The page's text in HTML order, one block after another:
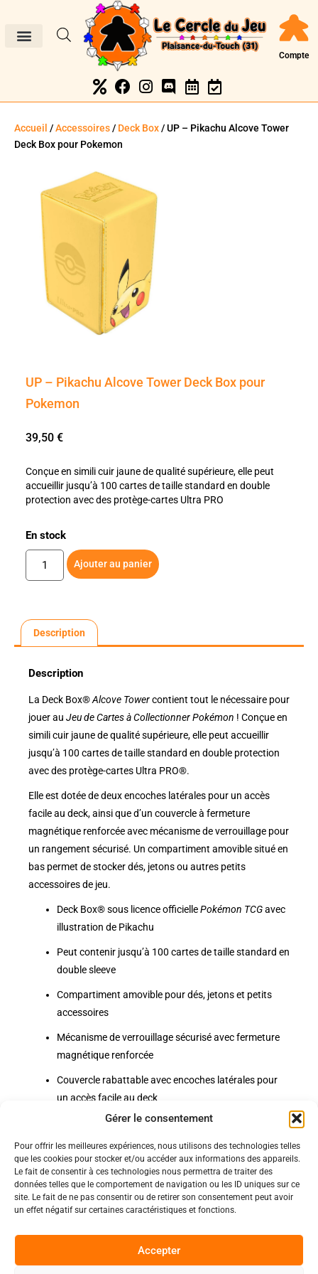
Gérer le consentement
Pour offrir les meilleures expériences, nous utilisons des technologies telles
que les cookies pour stocker et/ou accéder aux informations des appareils.
Le fait de consentir à ces technologies nous permettra de traiter des
données telles que le comportement de navigation ou les ID uniques sur ce
site. Le fait de ne pas consentir ou de retirer son consentement peut avoir
un effet négatif sur certaines caractéristiques et fonctions.
Accepter
Compte
Accueil /Accessoires/ Deck Box/ UP – Pikachu Alcove Tower
Deck Box pour Pokemon
UP – Pikachu Alcove Tower Deck Box pour
Pokemon
39,50 €
Conçue en simili cuir jaune de qualité supérieure, elle peut
accueillir jusqu’à 100 cartes de taille standard en double
protection avec des protège-cartes Ultra PRO
En stock
Ajouter au panier
Description
Description
La Deck Box®Alcove Towercontient tout le nécessaire pour
jouer au Jeu de Cartes à Collectionner Pokémon ! Conçue en
simili cuir jaune de qualité supérieure, elle peut accueillir
jusqu’à 100 cartes de taille standard en double protection
avec des protège-cartes Ultra PRO®.
Elle est dotée de deux encoches latérales pour un accès
facile au deck, ainsi que d’un couvercle à fermeture
magnétique renforcée avec mécanisme de verrouillage pour
un rangement sécurisé. Un compartiment amovible situé en
bas permet de stocker dés, jetons ou autres petits
accessoires de jeu.
Deck Box® sous licence officiellePokémon TCGavec
illustration de Pikachu
Peut contenir jusqu’à 100 cartes de taille standard en
double sleeve
Compartiment amovible pour dés, jetons et petits
accessoires
Mécanisme de verrouillage sécurisé avec fermeture
magnétique renforcée
Couvercle rabattable avec encoches latérales pour
un accès facile au deck
Nos pages
Nos évènements
Nous contacter
Politiques
Politique de confidentialité
Nos conditions de vente et livraison
Code de conduite